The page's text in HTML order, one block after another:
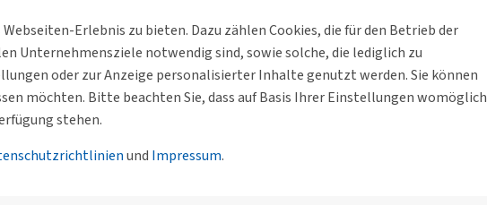
Erlebnis zu bieten. Dazu zählen Cookies, die für den Betrieb der
Unternehmensziele notwendig sind, sowie solche, die lediglich zu
oder zur Anzeige personalisierter Inhalte genutzt werden. Sie können
möchten. Bitte beachten Sie, dass auf Basis Ihrer Einstellungen womöglich
stehen.
und Impressum.